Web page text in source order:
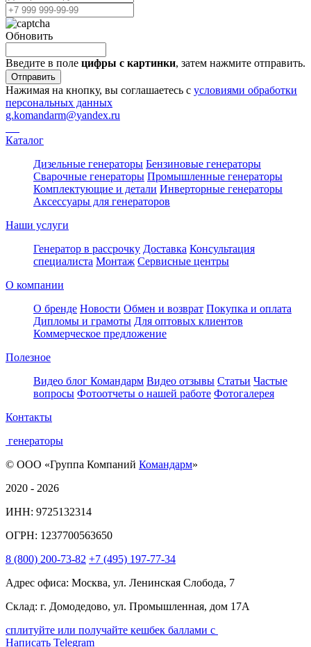
Обновить
Введите в поле цифры c картинки, затем нажмите отправить.
Отправить
Нажимая на кнопку, вы соглашаетесь с условиями обработки
персональных данных
g.komandarm@yandex.ru
Каталог
Дизельные генераторы Бензиновые генераторы
Сварочные генераторы Промышленные генераторы
Комплектующие и детали Инверторные генераторы
Аксессуары для генераторов
Наши услуги
Генератор в рассрочку Доставка Консультация
специалиста Монтаж Сервисные центры
О компании
О бренде Новости Обмен и возврат Покупка и оплата
Дипломы и грамоты Для оптовых клиентов
Коммерческое предложение
Полезное
Видео блог Командарм Видео отзывы Статьи Частые
вопросы Фотоотчеты о нашей работе Фотогалерея
Контакты
генераторы
© ООО «Группа Компаний Командарм»
2020 - 2026
ИНН: 9725132314
ОГРН: 1237700563650
8 (800) 200-73-82 +7 (495) 197-77-34
Адрес офиса: Москва, ул. Ленинская Слобода, 7
Склад: г. Домодедово, ул. Промышленная, дом 17А
сплитуйте или получайте кешбек баллами с
Написать Telegram